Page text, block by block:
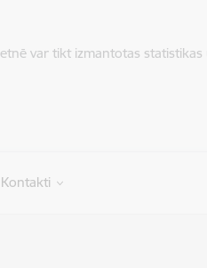
var tikt izmantotas
Kontakti